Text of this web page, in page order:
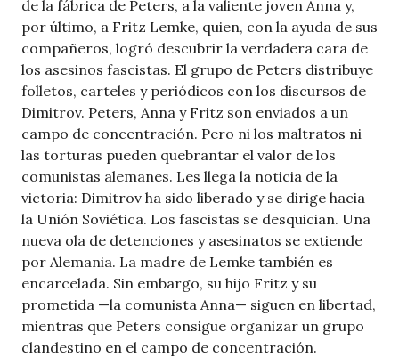
de la fábrica de Peters, a la valiente joven Anna y,
por último, a Fritz Lemke, quien, con la ayuda de sus
compañeros, logró descubrir la verdadera cara de
los asesinos fascistas. El grupo de Peters distribuye
folletos, carteles y periódicos con los discursos de
Dimitrov. Peters, Anna y Fritz son enviados a un
campo de concentración. Pero ni los maltratos ni
las torturas pueden quebrantar el valor de los
comunistas alemanes. Les llega la noticia de la
victoria: Dimitrov ha sido liberado y se dirige hacia
la Unión Soviética. Los fascistas se desquician. Una
nueva ola de detenciones y asesinatos se extiende
por Alemania. La madre de Lemke también es
encarcelada. Sin embargo, su hijo Fritz y su
prometida —la comunista Anna— siguen en libertad,
mientras que Peters consigue organizar un grupo
clandestino en el campo de concentración.